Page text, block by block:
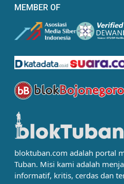
MEMBER OF
bloktuban.com adalah portal
Tuban. Misi kami adalah
informatif, kritis, cerdas dan